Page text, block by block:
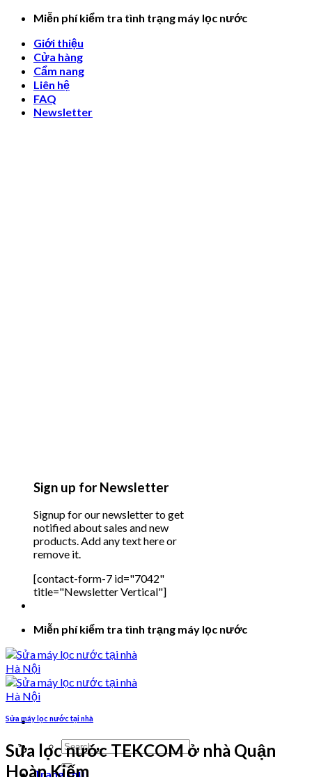
Skip
content
Miễn phí kiểm tra tình trạng máy lọc nước
Giới thiệu
Cửa hàng
Cẩm nang
Liên hệ
FAQ
Newsletter
Sign up for Newsletter
Signup for our newsletter to get
notified about sales and new
products. Add any text here or
remove it.
[contact-form-7 id="7042"
title="Newsletter Vertical"]
Miễn phí kiểm tra tình trạng máy lọc nước
Search
for:
Trang chủ
Sửa máy lọc nước tại nhà
Sửa lọc nước TEKCOM ở nhà Quận
Hoàn Kiếm